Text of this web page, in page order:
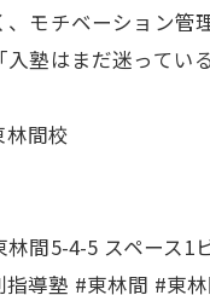
、モチベーション
入塾はまだ迷って
間校
間5-4-5 スペース1
指導塾 #東林間 #東